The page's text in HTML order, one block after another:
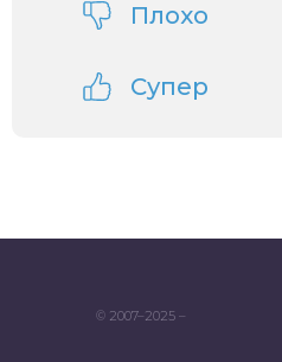
Плохо
Супер
© 2007–2025 –